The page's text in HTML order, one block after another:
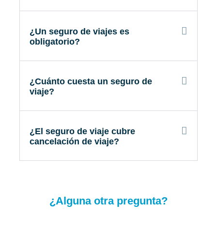
¿Un seguro de viajes es
obligatorio?
¿Cuánto cuesta un seguro de
viaje?
¿El seguro de viaje cubre
cancelación de viaje?
¿Alguna otra pregunta?